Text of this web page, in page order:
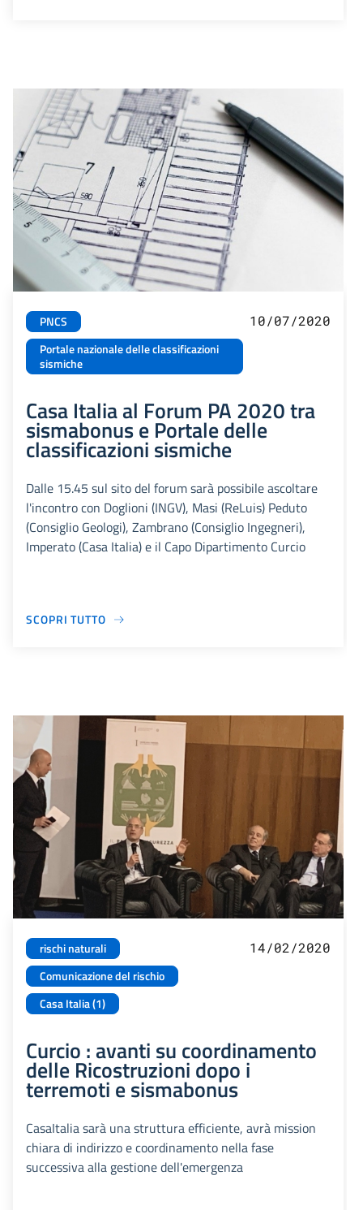
PNCS
Portale nazionale delle classificazioni
sismiche
10/07/2020
Casa Italia al Forum PA 2020 tra
sismabonus e Portale delle
classificazioni sismiche
Dalle 15.45 sul sito del forum sarà possibile ascoltare
l'incontro con Doglioni (INGV), Masi (ReLuis) Peduto
(Consiglio Geologi), Zambrano (Consiglio Ingegneri),
Imperato (Casa Italia) e il Capo Dipartimento Curcio
SCOPRI TUTTO
rischi naturali
Comunicazione del rischio
Casa Italia (1)
14/02/2020
Curcio : avanti su coordinamento
delle Ricostruzioni dopo i
terremoti e sismabonus
CasaItalia sarà una struttura efficiente, avrà mission
chiara di indirizzo e coordinamento nella fase
successiva alla gestione dell'emergenza